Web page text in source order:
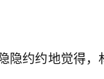
隐约约地觉得